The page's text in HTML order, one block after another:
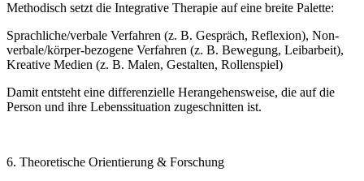
Methodisch setzt die Integrative Therapie auf eine breite Palette:
Sprachliche/verbale Verfahren (z. B. Gespräch, Reflexion), Non-
verbale/körper-bezogene Verfahren (z. B. Bewegung, Leibarbeit),
Kreative Medien (z. B. Malen, Gestalten, Rollenspiel)
Damit entsteht eine differenzielle Herangehensweise, die auf die
Person und ihre Lebenssituation zugeschnitten ist.
6. Theoretische Orientierung & Forschung